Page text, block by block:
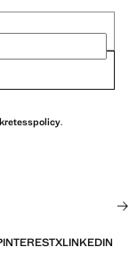
.
XLINKEDIN